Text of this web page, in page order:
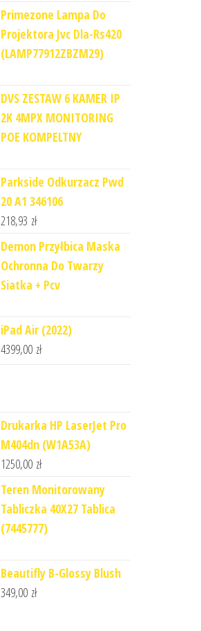
Primezone Lampa Do
Projektora Jvc Dla-Rs420
(LAMP77912ZBZM29)
DVS ZESTAW 6 KAMER IP
2K 4MPX MONITORING
POE KOMPELTNY
Parkside Odkurzacz Pwd
20 A1 346106
218,93 zł
Demon Przyłbica Maska
Ochronna Do Twarzy
Siatka + Pcv
iPad Air (2022)
4399,00 zł
Drukarka HP LaserJet Pro
M404dn (W1A53A)
1250,00 zł
Teren Monitorowany
Tabliczka 40X27 Tablica
(7445777)
Beautifly B-Glossy Blush
349,00 zł